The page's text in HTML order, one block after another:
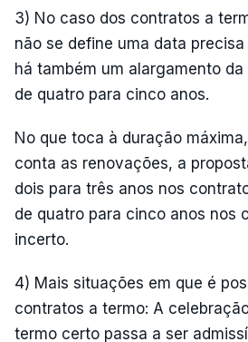
3) No caso dos contratos a
não se define uma data
há também um alargamento
de quatro para cinco anos.
No que toca à duração
conta as renovações, a
dois para três anos nos
de quatro para cinco anos nos
incerto.
4) Mais situações em que é
contratos a termo: A
termo certo passa a ser